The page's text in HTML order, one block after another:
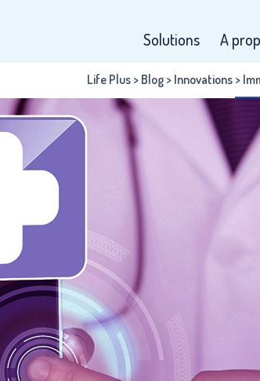
Solutions A
Life Plus > Blog > Innovations >